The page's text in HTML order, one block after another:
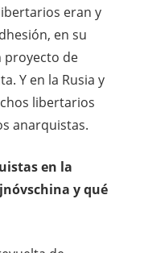
eran y
en su
proyecto de
Y en la Rusia y
libertarios
anarquistas.
en la
y qué